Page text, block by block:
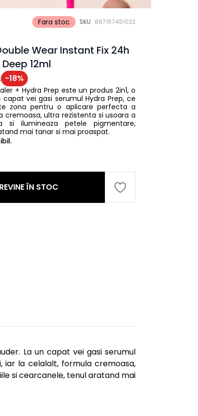
Fara stoc SKU 887167451032
Wear Instant Fix 24h
12ml
-18%
+ Hydra Prep este un produs 2in1, o
vei gasi serumul Hydra Prep, ce
zona pentru o aplicare perfecta a
ultra rezistenta si usoara a
si ilumineaza petele pigmentare,
mai tanar si mai proaspat.
ÎN STOC
La un capat vei gasi serumul
iar la celalalt, formula cremoasa,
si cearcanele, tenul aratand mai